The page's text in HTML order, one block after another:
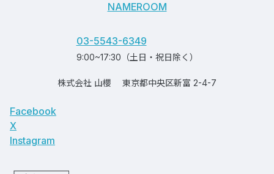
NAMEROOM
03-5543-6349
9:00~17:30（土日・祝日除く）
株式会社 山櫻 東京都中央区新富 2-4-7
Facebook
X
Instagram